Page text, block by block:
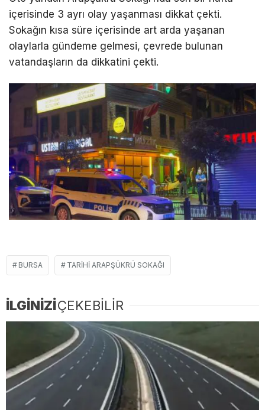
içerisinde 3 ayrı olay yaşanması dikkat çekti.
Sokağın kısa süre içerisinde art arda yaşanan
olaylarla gündeme gelmesi, çevrede bulunan
vatandaşların da dikkatini çekti.
BURSA TARIHI ARAPŞÜKRÜ SOKAĞI
İLGİNİZİÇEKEBİLİR